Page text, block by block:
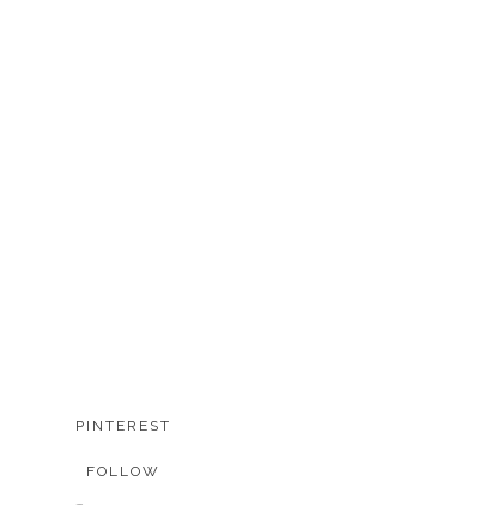
PINTEREST
FOLLOW